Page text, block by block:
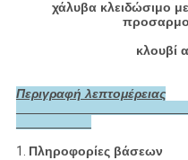
χάλυβα κλειδώσιμο
κλουβί
Περιγραφή λεπτομέρειας
1. Πληροφορίες βάσεων